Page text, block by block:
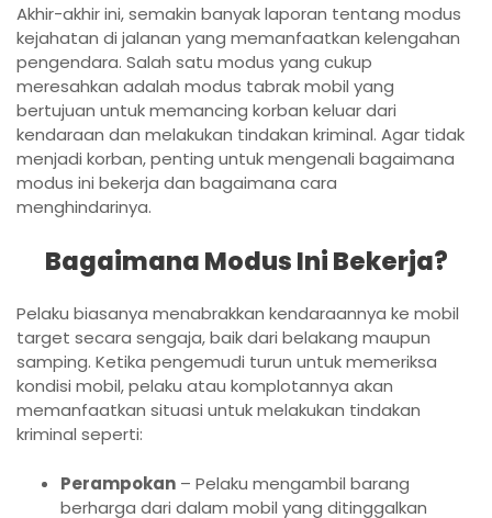
Akhir-akhir ini, semakin banyak laporan tentang modus
kejahatan di jalanan yang memanfaatkan kelengahan
pengendara. Salah satu modus yang cukup
meresahkan adalah modus tabrak mobil yang
bertujuan untuk memancing korban keluar dari
kendaraan dan melakukan tindakan kriminal. Agar tidak
menjadi korban, penting untuk mengenali bagaimana
modus ini bekerja dan bagaimana cara
menghindarinya.
Bagaimana Modus Ini Bekerja?
Pelaku biasanya menabrakkan kendaraannya ke mobil
target secara sengaja, baik dari belakang maupun
samping. Ketika pengemudi turun untuk memeriksa
kondisi mobil, pelaku atau komplotannya akan
memanfaatkan situasi untuk melakukan tindakan
kriminal seperti:
Perampokan – Pelaku mengambil barang
berharga dari dalam mobil yang ditinggalkan